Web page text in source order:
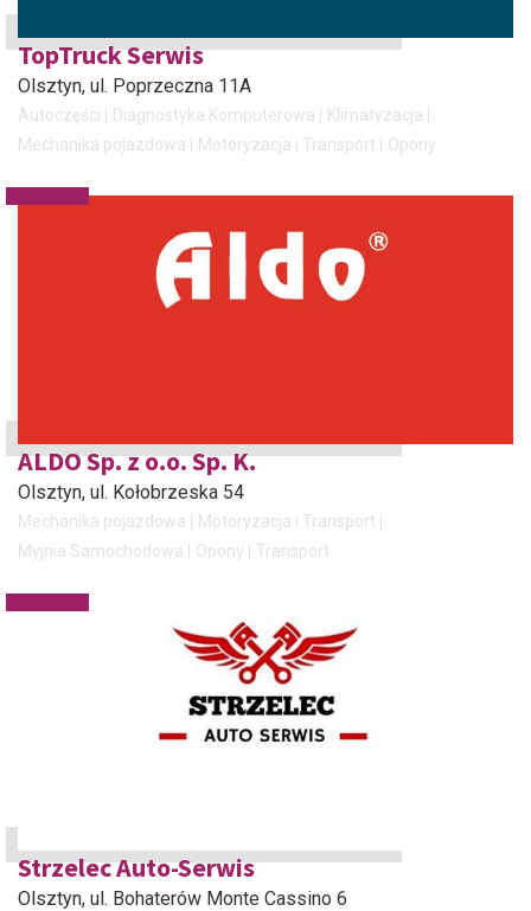
TopTruck Serwis
Olsztyn, ul. Poprzeczna 11A
Autoczęści Diagnostyka Komputerowa
Klimatyzacja
Mechanika pojazdowa
Motoryzacja i Transport Opony
ALDO Sp. z o.o. Sp. K.
Olsztyn, ul. Kołobrzeska 54
Mechanika pojazdowa
Motoryzacja i Transport
Myjnia Samochodowa
Opony Transport
Strzelec Auto-Serwis
Olsztyn, ul. Bohaterów Monte Cassino 6